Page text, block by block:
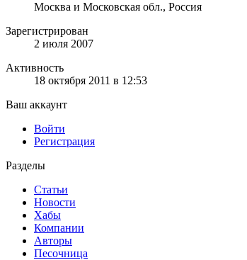
Москва и Московская обл., Россия
Зарегистрирован
2 июля 2007
Активность
18 октября 2011 в 12:53
Ваш аккаунт
Войти
Регистрация
Разделы
Статьи
Новости
Хабы
Компании
Авторы
Песочница